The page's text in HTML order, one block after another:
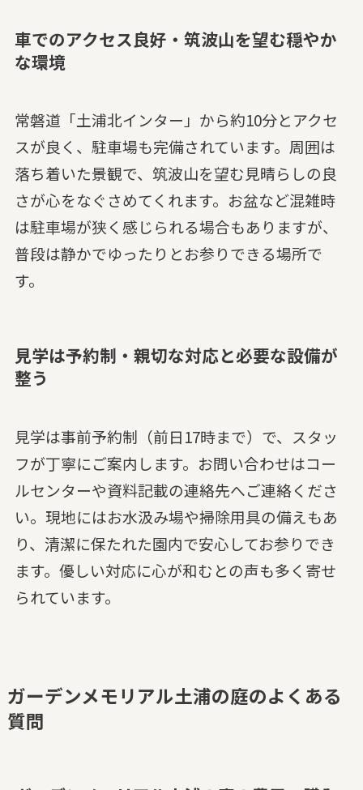
車でのアクセス良好・筑波山を望む穏やか
な環境
常磐道「土浦北インター」から約10分とアクセ
スが良く、駐車場も完備されています。周囲は
落ち着いた景観で、筑波山を望む見晴らしの良
さが心をなぐさめてくれます。お盆など混雑時
は駐車場が狭く感じられる場合もありますが、
普段は静かでゆったりとお参りできる場所で
す。
見学は予約制・親切な対応と必要な設備が
整う
見学は事前予約制（前日17時まで）で、スタッ
フが丁寧にご案内します。お問い合わせはコー
ルセンターや資料記載の連絡先へご連絡くださ
い。現地にはお水汲み場や掃除用具の備えもあ
り、清潔に保たれた園内で安心してお参りでき
ます。優しい対応に心が和むとの声も多く寄せ
られています。
ガーデンメモリアル土浦の庭のよくある
質問